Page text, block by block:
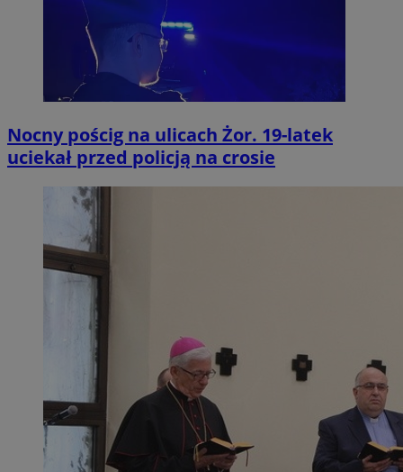
Nocny pościg na ulicach Żor. 19-latek
uciekał przed policją na crosie